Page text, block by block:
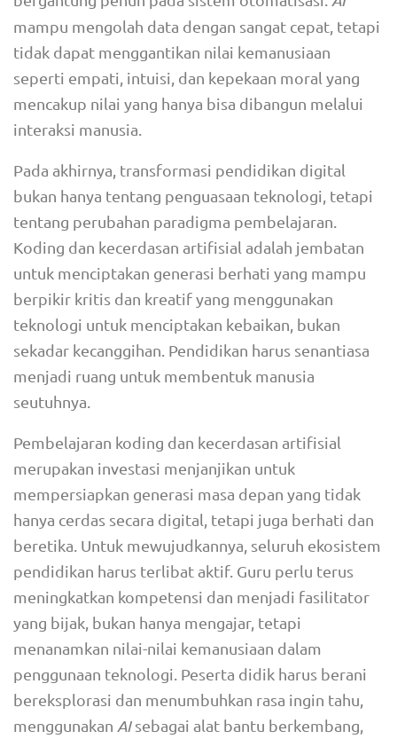
mampu mengolah data dengan sangat cepat, tetapi
tidak dapat menggantikan nilai kemanusiaan
seperti empati, intuisi, dan kepekaan moral yang
mencakup nilai yang hanya bisa dibangun melalui
interaksi manusia.
Pada akhirnya, transformasi pendidikan digital
bukan hanya tentang penguasaan teknologi, tetapi
tentang perubahan paradigma pembelajaran.
Koding dan kecerdasan artifisial adalah jembatan
untuk menciptakan generasi berhati yang mampu
berpikir kritis dan kreatif yang menggunakan
teknologi untuk menciptakan kebaikan, bukan
sekadar kecanggihan. Pendidikan harus senantiasa
menjadi ruang untuk membentuk manusia
seutuhnya.
Pembelajaran koding dan kecerdasan artifisial
merupakan investasi menjanjikan untuk
mempersiapkan generasi masa depan yang tidak
hanya cerdas secara digital, tetapi juga berhati dan
beretika. Untuk mewujudkannya, seluruh ekosistem
pendidikan harus terlibat aktif. Guru perlu terus
meningkatkan kompetensi dan menjadi fasilitator
yang bijak, bukan hanya mengajar, tetapi
menanamkan nilai-nilai kemanusiaan dalam
penggunaan teknologi. Peserta didik harus berani
bereksplorasi dan menumbuhkan rasa ingin tahu,
menggunakan AIsebagai alat bantu berkembang,